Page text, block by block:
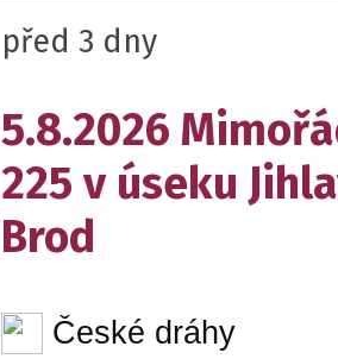
před 3 dny
5.8.2026
225 v úseku
Brod
České dráhy